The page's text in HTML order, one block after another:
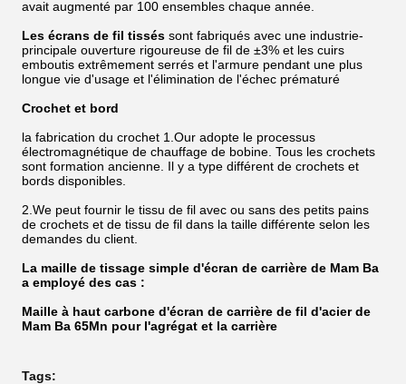
avait augmenté par 100 ensembles chaque année.
Les écrans de fil tissés sont fabriqués avec une industrie-
principale ouverture rigoureuse de fil de ±3% et les cuirs
emboutis extrêmement serrés et l'armure pendant une plus
longue vie d'usage et l'élimination de l'échec prématuré
Crochet et bord
la fabrication du crochet 1.Our adopte le processus
électromagnétique de chauffage de bobine. Tous les crochets
sont formation ancienne. Il y a type différent de crochets et
bords disponibles.
2.We peut fournir le tissu de fil avec ou sans des petits pains
de crochets et de tissu de fil dans la taille différente selon les
demandes du client.
La maille de tissage simple d'écran de carrière de Mam Ba
a employé des cas :
Maille à haut carbone d'écran de carrière de fil d'acier de
Mam Ba 65Mn pour l'agrégat et la carrière
Tags: